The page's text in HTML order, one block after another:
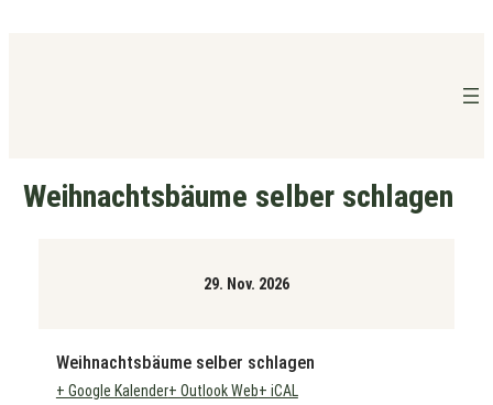
Weihnachtsbäume selber schlagen
29. Nov. 2026
Weihnachtsbäume selber schlagen
+ Google Kalender+ Outlook Web+ iCAL